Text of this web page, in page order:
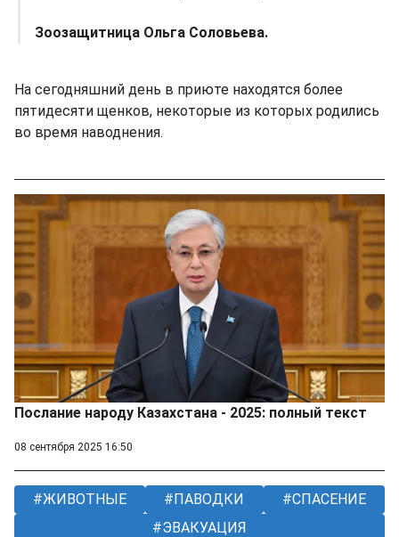
Зоозащитница Ольга Соловьева.
На сегодняшний день в приюте находятся более
пятидесяти щенков, некоторые из которых родились
во время наводнения.
Послание народу Казахстана - 2025: полный текст
08 сентября 2025 16:50
ЖИВОТНЫЕ ПАВОДКИ
СПАСЕНИЕ
ЭВАКУАЦИЯ